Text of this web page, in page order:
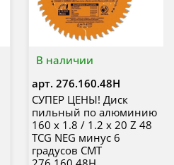
В наличии
арт. 276.160.48H
СУПЕР ЦЕНЫ! Диск
пильный по алюминию
160 x 1.8 / 1.2 x 20 Z 48
TCG NEG минус 6
градусов CMT